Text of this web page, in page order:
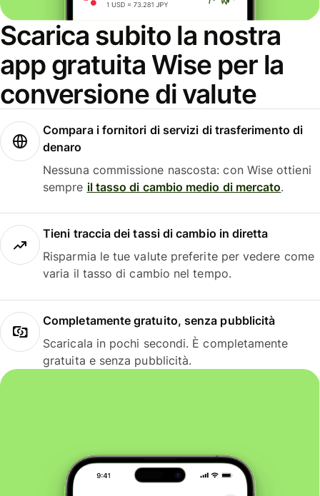
Scarica subito la nostra
app gratuita Wise per la
conversione di valute
Compara i fornitori di servizi di trasferimento di
denaro
Nessuna commissione nascosta: con Wise ottieni
sempre il tasso di cambio medio di mercato.
Tieni traccia dei tassi di cambio in diretta
Risparmia le tue valute preferite per vedere come
varia il tasso di cambio nel tempo.
Completamente gratuito, senza pubblicità
Scaricala in pochi secondi. È completamente
gratuita e senza pubblicità.